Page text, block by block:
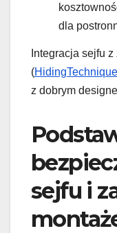
dla
Integracja sejfu
(
z dobrym
sejfu i